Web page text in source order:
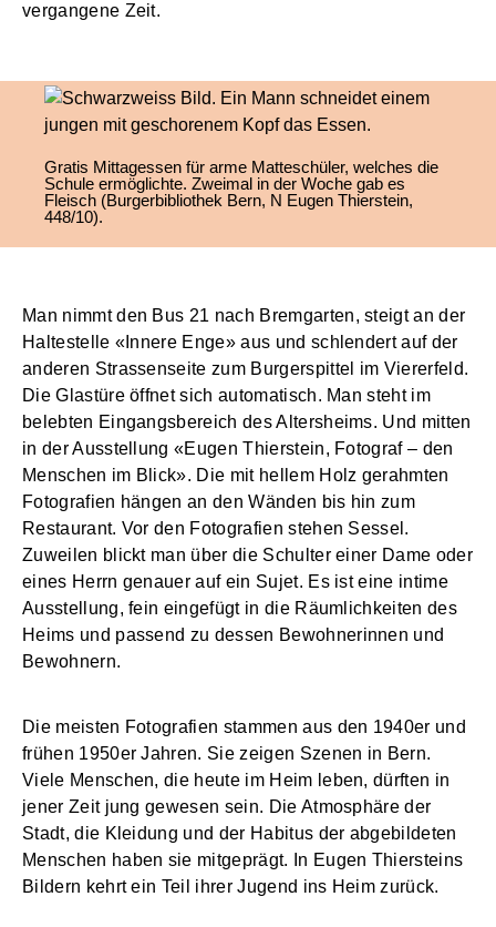
vergangene Zeit.
Gratis Mittagessen für arme Matteschüler, welches die
Schule ermöglichte. Zweimal in der Woche gab es
Fleisch (Burgerbibliothek Bern, N Eugen Thierstein,
448/10).
Man nimmt den Bus 21 nach Bremgarten, steigt an der
Haltestelle «Innere Enge» aus und schlendert auf der
anderen Strassenseite zum Burgerspittel im Viererfeld.
Die Glastüre öffnet sich automatisch. Man steht im
belebten Eingangsbereich des Altersheims. Und mitten
in der Ausstellung «Eugen Thierstein, Fotograf – den
Menschen im Blick». Die mit hellem Holz gerahmten
Fotografien hängen an den Wänden bis hin zum
Restaurant. Vor den Fotografien stehen Sessel.
Zuweilen blickt man über die Schulter einer Dame oder
eines Herrn genauer auf ein Sujet. Es ist eine intime
Ausstellung, fein eingefügt in die Räumlichkeiten des
Heims und passend zu dessen Bewohnerinnen und
Bewohnern.
Die meisten Fotografien stammen aus den 1940er und
frühen 1950er Jahren. Sie zeigen Szenen in Bern.
Viele Menschen, die heute im Heim leben, dürften in
jener Zeit jung gewesen sein. Die Atmosphäre der
Stadt, die Kleidung und der Habitus der abgebildeten
Menschen haben sie mitgeprägt. In Eugen Thiersteins
Bildern kehrt ein Teil ihrer Jugend ins Heim zurück.